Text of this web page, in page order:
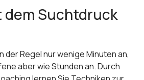
dem Suchtdruck
der Regel nur wenige Minuten an,
aber wie Stunden an. Durch